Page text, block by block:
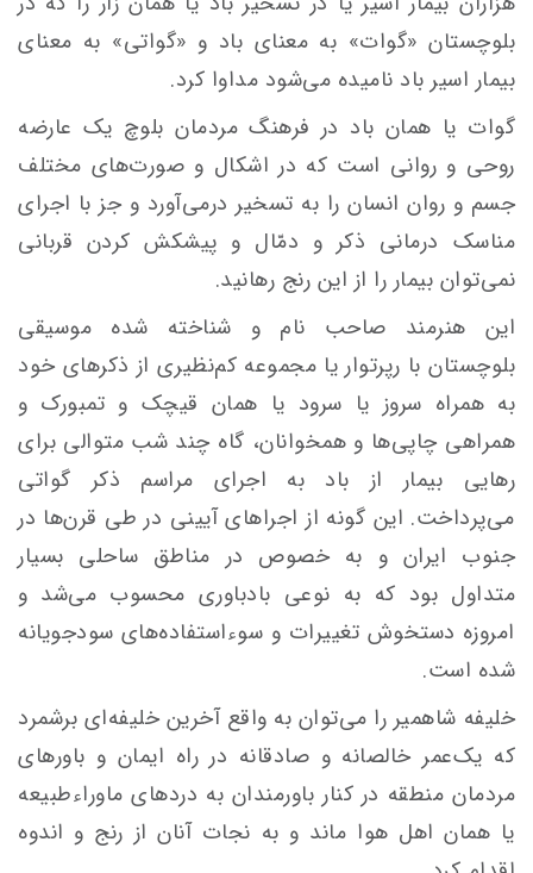
بلوچستان «گوات» به معنای باد و «گواتی» به معنای
بیمار اسیر باد نامیده می‌شود مداوا کرد.
گوات یا همان باد در فرهنگ مردمان بلوچ یک عارضه
روحی و روانی است که در اشکال و صورت‌های مختلف
جسم و روان انسان را به تسخیر درمی‌آورد و جز با اجرای
مناسک درمانی ذکر و دمّال و پیشکش کردن قربانی
نمی‌توان بیمار را از این رنج رهانید.
این هنرمند صاحب نام و شناخته شده موسیقی
بلوچستان با رپرتوار یا مجموعه کم‌نظیری از ذکرهای خود
به همراه سروز یا سرود یا همان قیچک و تمبورک و
همراهی چاپی‌ها و همخوانان، گاه چند شب متوالی برای
رهایی بیمار از باد به اجرای مراسم ذکر گواتی
می‌پرداخت. این گونه از اجراهای آیینی در طی قرن‌ها در
جنوب ایران و به خصوص در مناطق ساحلی بسیار
متداول بود که به نوعی بادباوری محسوب می‌شد و
امروزه دستخوش تغییرات و سوءاستفاده‌های سودجویانه
شده است.
خلیفه شاهمیر را می‌توان به واقع آخرین خلیفه‌ای برشمرد
که یک‌عمر خالصانه و صادقانه در راه ایمان و باورهای
مردمان منطقه در کنار باورمندان به دردهای ماوراءطبیعه
یا همان اهل هوا ماند و به نجات آنان از رنج و اندوه